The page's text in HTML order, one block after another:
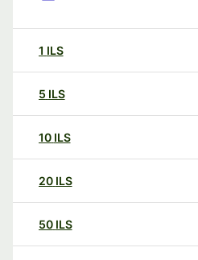
1 ILS
5 ILS
10 ILS
20 ILS
50 ILS